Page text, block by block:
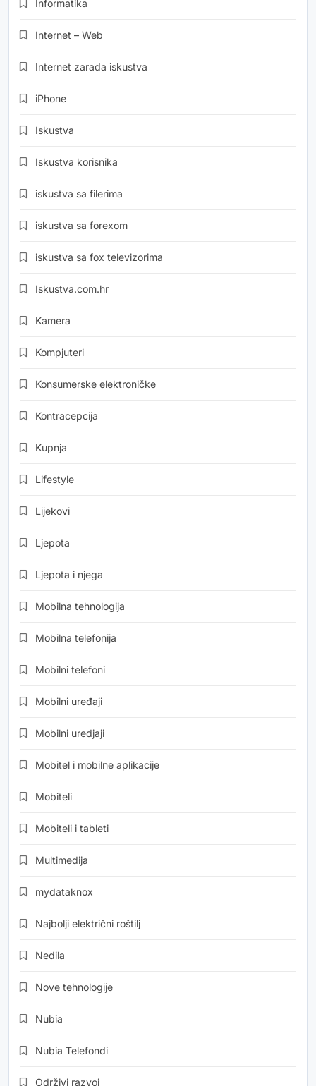
Informatika
Internet – Web
Internet zarada iskustva
iPhone
Iskustva
Iskustva korisnika
iskustva sa filerima
iskustva sa forexom
iskustva sa fox televizorima
Iskustva.com.hr
Kamera
Kompjuteri
Konsumerske elektroničke
Kontracepcija
Kupnja
Lifestyle
Lijekovi
Ljepota
Ljepota i njega
Mobilna tehnologija
Mobilna telefonija
Mobilni telefoni
Mobilni uređaji
Mobilni uredjaji
Mobitel i mobilne aplikacije
Mobiteli
Mobiteli i tableti
Multimedija
mydataknox
Najbolji električni roštilj
Nedila
Nove tehnologije
Nubia
Nubia Telefondi
Održivi razvoj